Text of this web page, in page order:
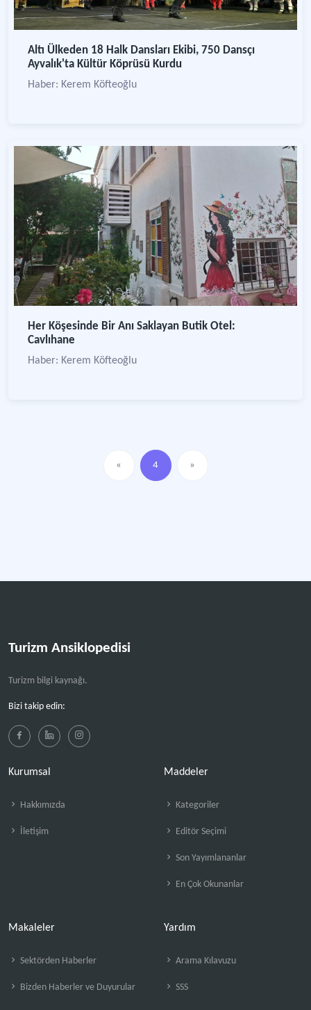
Altı Ülkeden 18 Halk Dansları Ekibi, 750 Dansçı
Ayvalık'ta Kültür Köprüsü Kurdu
Haber: Kerem Köfteoğlu
Her Köşesinde Bir Anı Saklayan Butik Otel:
Cavlıhane
Haber: Kerem Köfteoğlu
« 4 »
Turizm Ansiklopedisi
Turizm bilgi kaynağı.
Bizi takip edin:
Kurumsal
Hakkımızda
İletişim
Maddeler
Kategoriler
Editör Seçimi
Son Yayımlananlar
En Çok Okunanlar
Makaleler
Sektörden Haberler
Bizden Haberler ve Duyurular
Yardım
Arama Kılavuzu
SSS